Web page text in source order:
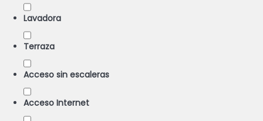
Lavadora
Terraza
Acceso sin escaleras
Acceso Internet